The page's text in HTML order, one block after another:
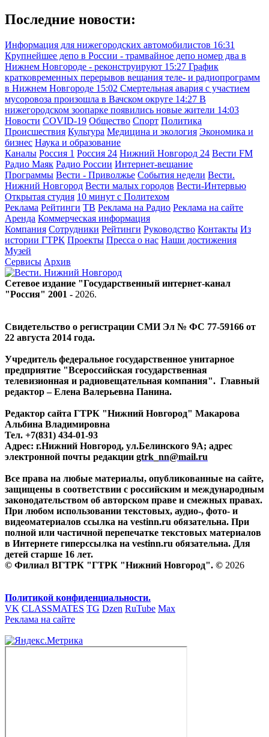
Последние новости:
Информация для нижегородских автомобилистов 16:31
Крупнейшее депо в России - трамвайное депо номер два в
Нижнем Новгороде - реконструируют 15:27 График
кратковременных перерывов вещания теле- и радиопрограмм
в Нижнем Новгороде 15:02 Смертельная авария с участием
мусоровоза произошла в Вачском округе 14:27 В
нижегородском зоопарке появились новые жители 14:03
Новости COVID-19 Общество Спорт Политика
Происшествия Культура Медицина и экология Экономика и
бизнес Наука и образование
Каналы Россия 1 Россия 24 Нижний Новгород 24 Вести FM
Радио Маяк Радио России Интернет-вещание
Программы Вести - Приволжье События недели Вести.
Нижний Новгород Вести малых городов Вести-Интервью
Открытая студия 10 минут с Политехом
Реклама Рейтинги ТВ Реклама на Радио Реклама на сайте
Аренда Коммерческая информация
Компания Сотрудники Рейтинги Руководство Контакты Из
истории ГТРК Проекты Пресса о нас Наши достижения
Музей
Сервисы Архив
Сетевое издание "Государственный интернет-канал
"Россия" 2001 - 2026.
Свидетельство о регистрации СМИ Эл № ФС 77-59166 от
22 августа 2014 года.
Учредитель федеральное государственное унитарное
предприятие "Всероссийская государственная
телевизионная и радиовещательная компания". Главный
редактор – Елена Валерьевна Панина.
Редактор сайта ГТРК "Нижний Новгород" Макарова
Альбина Владимировна
Тел. +7(831) 434-01-93
Адрес: г.Нижний Новгород, ул.Белинского 9А; адрес
электронной почты редакции gtrk_nn@mail.ru
Все права на любые материалы, опубликованные на сайте,
защищены в соответствии с российским и международным
законодательством об авторском праве и смежных правах.
При любом использовании текстовых, аудио-, фото- и
видеоматериалов ссылка на vestinn.ru обязательна. При
полной или частичной перепечатке текстовых материалов
в Интернете гиперссылка на vestinn.ru обязательна. Для
детей старше 16 лет.
© Филиал ВГТРК "ГТРК "Нижний Новгород". © 2026
Политикой конфиденциальности.
VK CLASSMATES TG Dzen RuTube Max
Реклама на сайте